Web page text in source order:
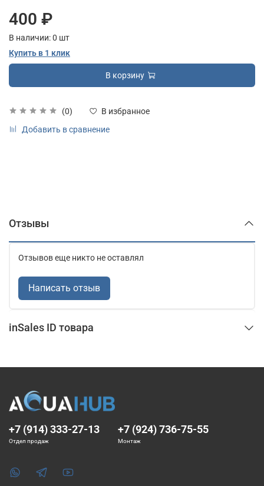
(0)
В избранное
Добавить в сравнение
400 ₽
В наличии:0 шт
Купить в 1 клик
В корзину
Отзывы
Отзывов еще никто не оставлял
Написать отзыв
inSales ID товара
+7 (914) 333-27-13
Отдел продаж
+7 (924) 736-75-55
Монтаж